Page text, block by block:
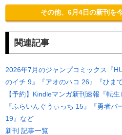
その他、6月4日の新刊を
関連記事
2026年7月のジャンプコミックス『
のイチ 9』『アオのハコ 26』『ひま
【予約】Kindleマンガ新刊速報『転
『ふらいんぐうぃっち 15』『勇者
19』など
新刊 記事一覧